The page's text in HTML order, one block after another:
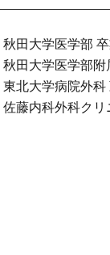
秋田大学医学部
秋田大学医学部
東北大学病院外科
佐藤内科外科クリ